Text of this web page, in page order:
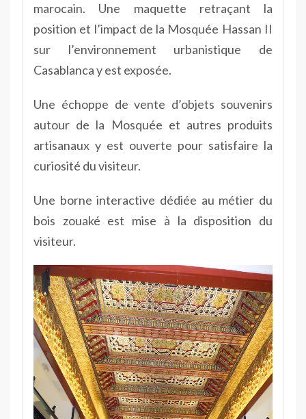
marocain. Une maquette retraçant la
position et l’impact de la Mosquée Hassan II
sur l’environnement urbanistique de
Casablanca y est exposée.
Une échoppe de vente d’objets souvenirs
autour de la Mosquée et autres produits
artisanaux y est ouverte pour satisfaire la
curiosité du visiteur.
Une borne interactive dédiée au métier du
bois zouaké est mise à la disposition du
visiteur.